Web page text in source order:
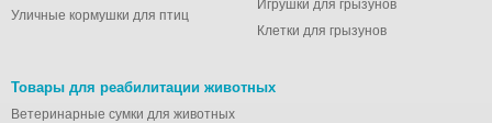
Уличные кормушки для птиц
Игрушки для грызунов
Клетки для грызунов
Товары для реабилитации животных
Ветеринарные сумки для животных